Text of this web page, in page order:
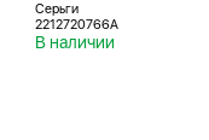
Серьги
2212720766A
В наличии